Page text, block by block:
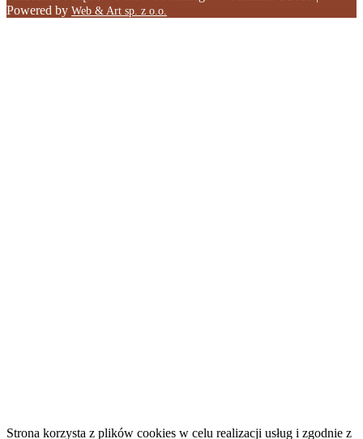
Powered by Web & Art sp. z o.o.
Strona korzysta z plików cookies w celu realizacji usług i zgodnie z